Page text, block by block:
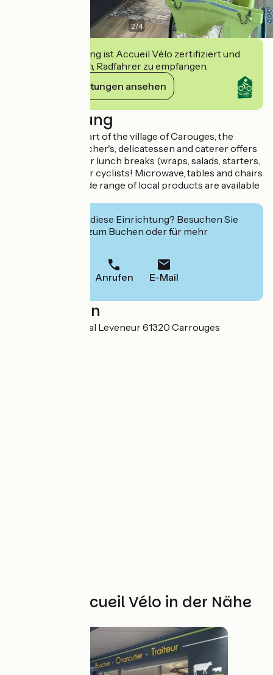
2/4
Diese Einrichtung ist Accueil Vélo zertifiziert und
verpflichtet sich, Radfahrer zu empfangen.
Ihre Verpflichtungen ansehen
Beschreibung
Located in the heart of the village of Carouges, the
COULBAULT butcher's, delicatessen and caterer offers
a snack section for lunch breaks (wraps, salads, starters,
desserts...) Ideal for cyclists! Microwave, tables and chairs
are available. A wide range of local products are available
Interessiert Sie diese Einrichtung? Besuchen Sie
deren Website zum Buchen oder für mehr
Anrufen E-Mail
Localisation
15 Place du Général Leveneur 61320 Carrouges
Weitere Accueil Vélo in der Nähe